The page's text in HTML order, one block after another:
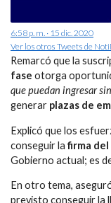
6:58 p. m. · 15 dic. 2020
Ver los otros Tweets de
Remarcó que la
fase otorga
que puedan ingresar
generar plazas de
Explicó que los
conseguir la firma
Gobierno actual; es
En otro tema,
previsto conseguir la